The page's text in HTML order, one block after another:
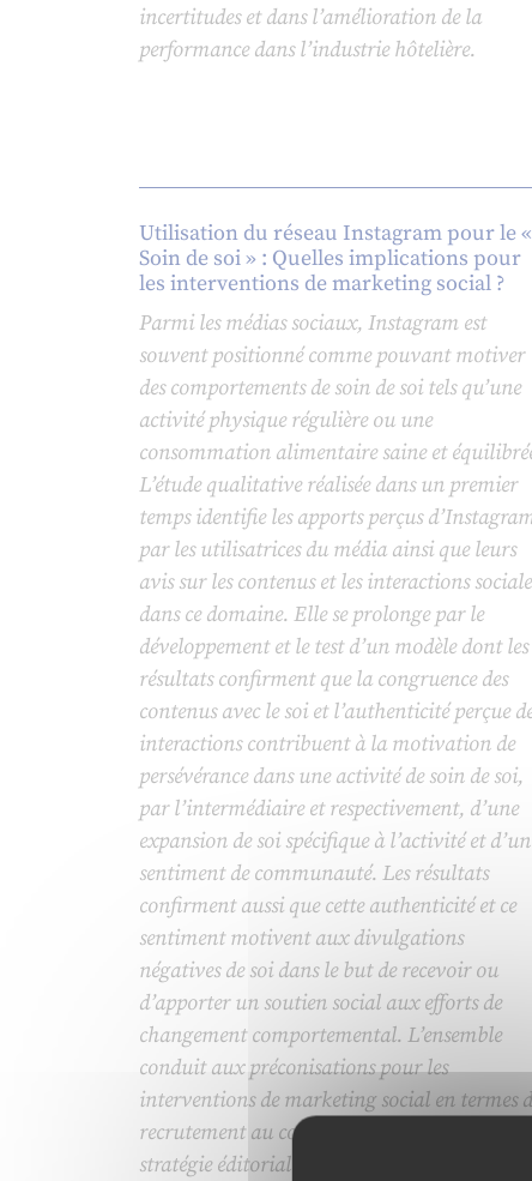
incertitudes et dans l’amélioration de la
performance dans l’industrie hôtelière.
Utilisation du réseau Instagram pour le «
Soin de soi » : Quelles implications pour
les interventions de marketing social ?
Parmi les médias sociaux, Instagram est
souvent positionné comme pouvant motiver
des comportements de soin de soi tels qu’une
activité physique régulière ou une
consommation alimentaire saine et
L’étude qualitative réalisée dans un premier
temps identifie les apports perçus
par les utilisatrices du média ainsi que leurs
avis sur les contenus et les interactions
dans ce domaine. Elle se prolonge par le
développement et le test d’un modèle dont les
résultats confirment que la congruence des
contenus avec le soi et l’authenticité perçue
interactions contribuent à la motivation de
persévérance dans une activité de soin de soi,
par l’intermédiaire et respectivement, d’une
expansion de soi spécifique à l’activité et d’un
sentiment de communauté. Les résultats
confirment aussi que cette authenticité et ce
sentiment motivent aux divulgations
négatives de soi dans le but de recevoir ou
d’apporter un soutien social aux efforts de
changement comportemental. L’ensemble
conduit aux préconisations pour les
interventions de marketing social en termes
recrutement au compte d’intervention et de
stratégie éditoriale et d’engagement média des